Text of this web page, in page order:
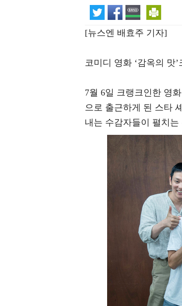
[뉴스엔 배효주 기자]
코미디 영화 ‘감옥의 맛
7월 6일 크랭크인한 영
으로 출근하게 된 스타
내는 수감자들이 펼치